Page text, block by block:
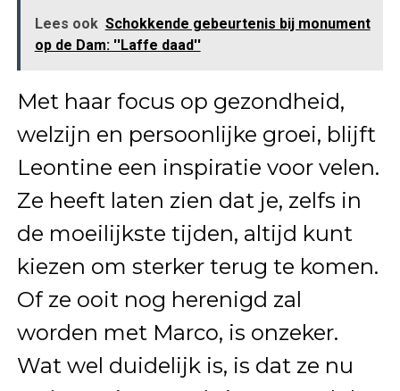
Lees ook Schokkende gebeurtenis bij monument
op de Dam: ''Laffe daad''
Met haar focus op gezondheid,
welzijn en persoonlijke groei, blijft
Leontine een inspiratie voor velen.
Ze heeft laten zien dat je, zelfs in
de moeilijkste tijden, altijd kunt
kiezen om sterker terug te komen.
Of ze ooit nog herenigd zal
worden met Marco, is onzeker.
Wat wel duidelijk is, is dat ze nu